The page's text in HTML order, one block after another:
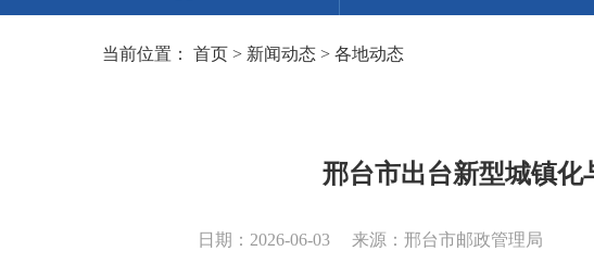
当前位置： 首页> 新闻动态> 各地动态
邢台市出台新型城镇化
日期：2026-06-03 来源：邢台市邮政管理局